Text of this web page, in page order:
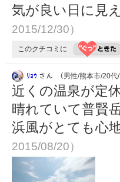
気が良い日に見
2015/12/30）
このクチコミに
ﾘｮｳ さん （男性/熊本市/20代/
近くの温泉が定
晴れていて普賢
浜風がとても心
2015/08/20）